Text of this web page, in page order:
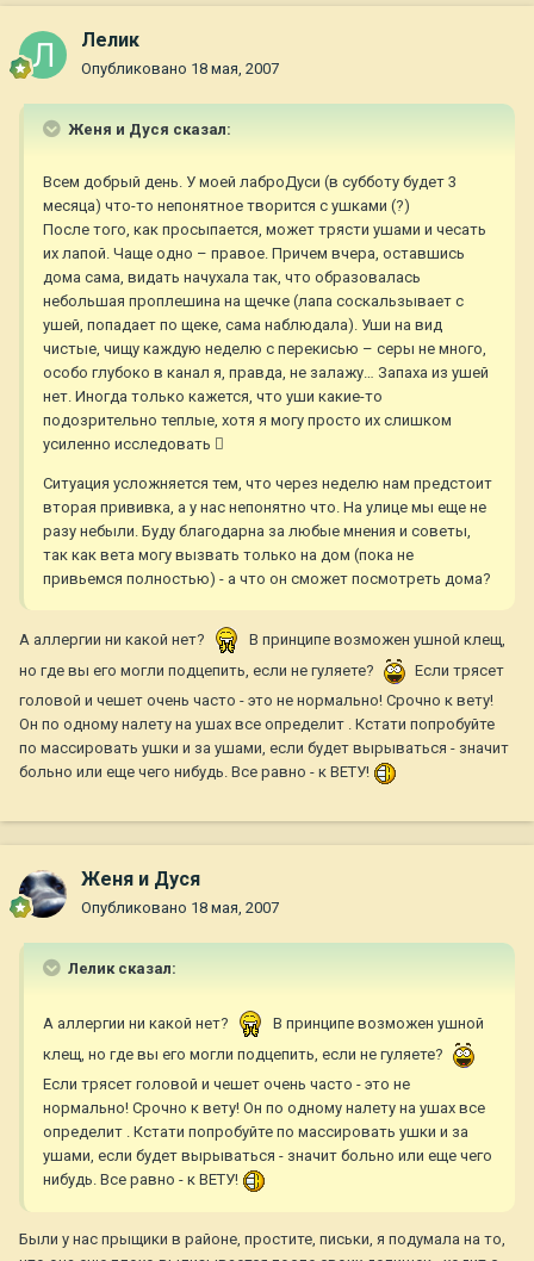
Лелик
Опубликовано 18 мая, 2007
Женя и Дуся сказал:
Всем добрый день. У моей лаброДуси (в субботу будет 3
месяца) что-то непонятное творится с ушками (?)
После того, как просыпается, может трясти ушами и чесать
их лапой. Чаще одно – правое. Причем вчера, оставшись
дома сама, видать начухала так, что образовалась
небольшая проплешина на щечке (лапа соскальзывает с
ушей, попадает по щеке, сама наблюдала). Уши на вид
чистые, чищу каждую неделю с перекисью – серы не много,
особо глубоко в канал я, правда, не залажу… Запаха из ушей
нет. Иногда только кажется, что уши какие-то
подозрительно теплые, хотя я могу просто их слишком
усиленно исследовать 
Ситуация усложняется тем, что через неделю нам предстоит
вторая прививка, а у нас непонятно что. На улице мы еще не
разу небыли. Буду благодарна за любые мнения и советы,
так как вета могу вызвать только на дом (пока не
привьемся полностью) - а что он сможет посмотреть дома?
А аллергии ни какой нет?
В принципе возможен ушной клещ,
но где вы его могли подцепить, если не гуляете?
Если трясет
головой и чешет очень часто - это не нормально! Срочно к вету!
Он по одному налету на ушах все определит . Кстати попробуйте
по массировать ушки и за ушами, если будет вырываться - значит
больно или еще чего нибудь. Все равно - к ВЕТУ!
Женя и Дуся
Опубликовано 18 мая, 2007
Лелик сказал:
А аллергии ни какой нет?
В принципе возможен ушной
клещ, но где вы его могли подцепить, если не гуляете?
Если трясет головой и чешет очень часто - это не
нормально! Срочно к вету! Он по одному налету на ушах все
определит . Кстати попробуйте по массировать ушки и за
ушами, если будет вырываться - значит больно или еще чего
нибудь. Все равно - к ВЕТУ!
Были у нас прыщики в районе, простите, письки, я подумала на то,